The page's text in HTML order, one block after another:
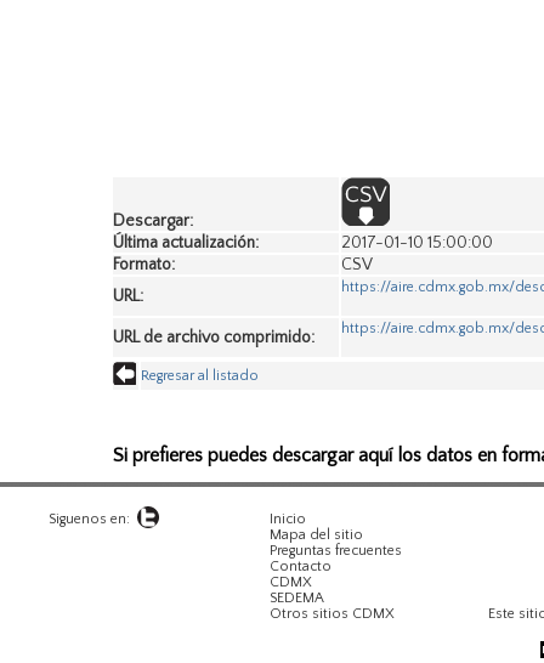
Descargar:
Última actualización:
2017-01-10 15:00:00
Formato:
CSV
URL:
https://aire.cdmx.gob.mx/
URL de archivo comprimido: https://aire.cdmx.gob.mx/
Regresar al listado
Si prefieres puedes descargar aquí los datos en
Siguenos en:
Inicio
Mapa del sitio
Preguntas frecuentes
Contacto
CDMX
SEDEMA
Otros sitios CDMX
Este